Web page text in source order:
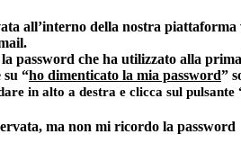
all’interno della nostra piattaforma
password che ha utilizzato alla
su “ho dimenticato la mia password”
in alto a destra e clicca sul pulsante
ma non mi ricordo la password